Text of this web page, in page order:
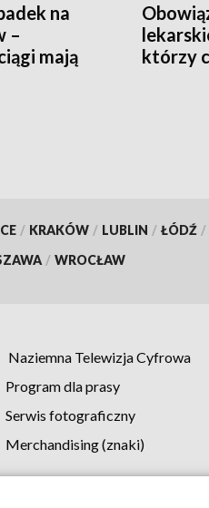
na
–
mają
którzy
/ KRAKÓW / LUBLIN / ŁÓDŹ /
/ WROCŁAW
Naziemna Telewizja Cyfrowa
Program dla prasy
Serwis fotograficzny
Merchandising (znaki)